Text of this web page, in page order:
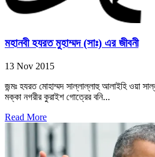
মহানবী হযরত মুহাম্মদ (সাঃ) এর জীবনী
13 Nov 2015
জন্মঃ হযরত মোহাম্মদ সাল্লাল্লাহু আলাইহি ওয়া
মক্কা নগরীর কুরাইশ গোত্রের বনি...
Read More